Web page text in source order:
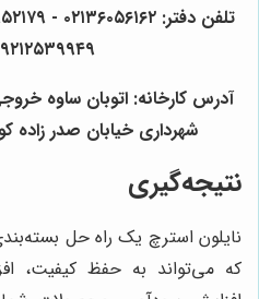
۰۹۲۱۲۵۳۹۹۴۹
آدرس کارخانه: اتوبان ساوه
شهرداری خیابان صدر زاده
نتیجه‌گیری
نایلون استرچ یک راه حل
که می‌تواند به حفظ کیفیت،